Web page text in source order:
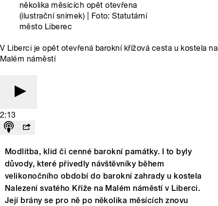
několika měsících opět otevřena
(ilustrační snímek) | Foto: Statutární
město Liberec
V Liberci je opět otevřená barokní křížová cesta u kostela na
Malém náměstí
2:13
Modlitba, klid či cenné barokní památky. I to byly
důvody, které přivedly návštěvníky během
velikonočního období do barokní zahrady u kostela
Nalezení svatého Kříže na Malém náměstí v Liberci.
Její brány se pro ně po několika měsících znovu